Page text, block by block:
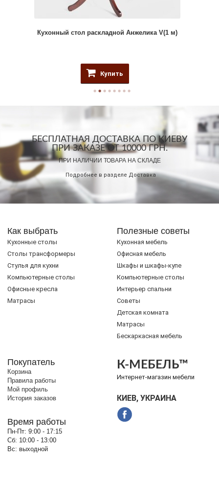
Кухонный стол раскладной Анжелика V(1 м)
Купить
БЕСПЛАТНАЯ ДОСТАВКА ПО КИЕВУ
ПРИ ЗАКАЗЕ ОТ 10000 ГРН.
ПРИ НАЛИЧИИ ТОВАРА НА СКЛАДЕ
Подробнее в разделе Доставка
Как выбрать
Кухонные столы
Cтолы трансформеры
Стулья для кухни
Компьютерные столы
Офисные кресла
Матрасы
Полезные советы
Кухонная мебель
Офисная мебель
Шкафы и шкафы-купе
Компьютерные столы
Интерьер спальни
Советы
Детская комната
Матрасы
Бескаркасная мебель
Покупатель
Корзина
Правила работы
Мой профиль
История заказов
Время работы
Пн-Пт: 9:00 - 17:15
Сб: 10:00 - 13:00
Вс: выходной
К-МЕБЕЛЬ™
Интернет-магазин мебели
КИЕВ, УКРАИНА